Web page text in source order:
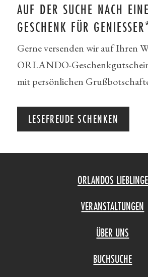
AUF DER SUCHE NACH
GESCHENK FÜR
Gerne versenden wir auf Ihren
ORLANDO-
mit persönlichen
LESEFREUDE SCHENKEN
ORLANDOS LIEBLINGE
VERANSTALTUNGEN
ÜBER UNS
BUCHSUCHE